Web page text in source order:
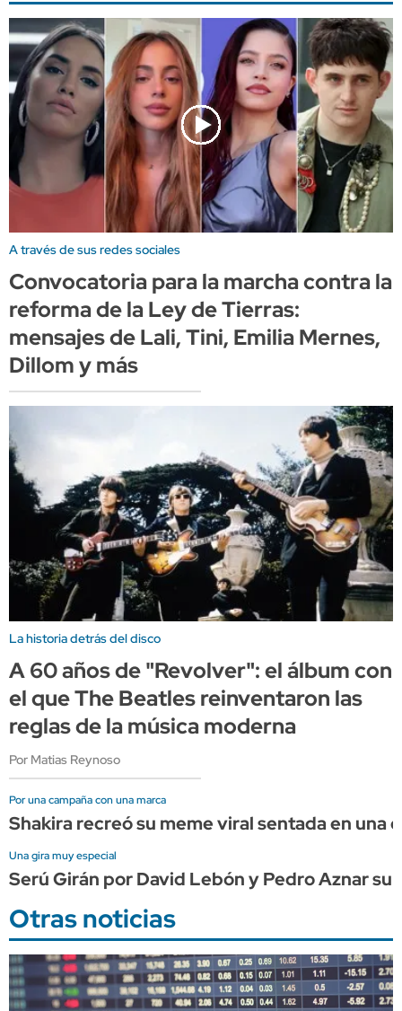
A través de sus redes sociales
Convocatoria para la marcha contra la
reforma de la Ley de Tierras:
mensajes de Lali, Tini, Emilia Mernes,
Dillom y más
La historia detrás del disco
A 60 años de "Revolver": el álbum con
el que The Beatles reinventaron las
reglas de la música moderna
Por Matias Reynoso
Por una campaña con una marca
Shakira recreó su meme viral sentada en una
Una gira muy especial
Serú Girán por David Lebón y Pedro Aznar
Otras noticias